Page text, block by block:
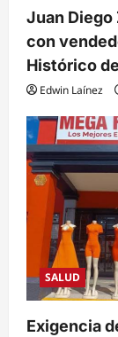
Juan
con
Histórico
Edwin Laínez
SALUD
Exigencia